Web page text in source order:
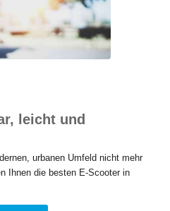
leicht und
urbanen Umfeld nicht mehr
Ihnen die besten E-Scooter in